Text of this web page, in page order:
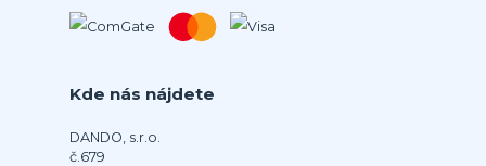
Kde nás nájdete
DANDO, s.r.o.
č.679